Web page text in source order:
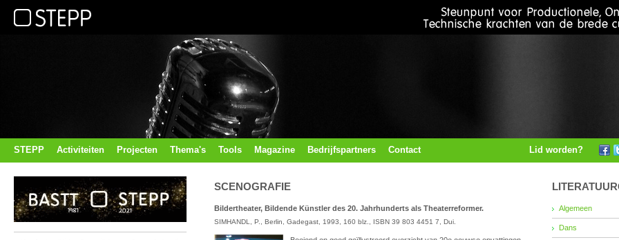
STEPP Activiteiten Projecten Thema's Tools Magazine Bedrijfspartners Contact Lid worden?
SCENOGRAFIE
Bildertheater, Bildende Künstler des 20. Jahrhunderts als Theaterreformer.
SIMHANDL, P., Berlin, Gadegast, 1993, 160 blz., ISBN 39 803 4451 7, Dui.
Algemeen
Dans